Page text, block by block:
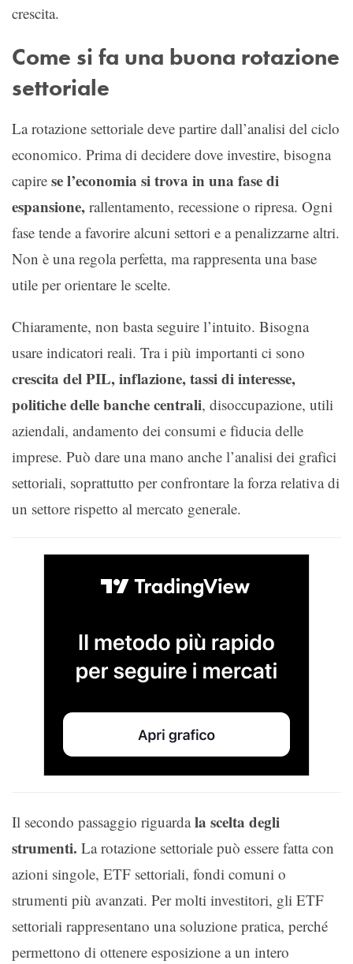
crescita.
Come si fa una buona rotazione
settoriale
La rotazione settoriale deve partire dall’analisi del ciclo
economico. Prima di decidere dove investire, bisogna
capire se l’economia si trova in una fase di
espansione, rallentamento, recessione o ripresa. Ogni
fase tende a favorire alcuni settori e a penalizzarne altri.
Non è una regola perfetta, ma rappresenta una base
utile per orientare le scelte.
Chiaramente, non basta seguire l’intuito. Bisogna
usare indicatori reali. Tra i più importanti ci sono
crescita del PIL, inflazione, tassi di interesse,
politiche delle banche centrali, disoccupazione, utili
aziendali, andamento dei consumi e fiducia delle
imprese. Può dare una mano anche l’analisi dei grafici
settoriali, soprattutto per confrontare la forza relativa di
un settore rispetto al mercato generale.
Il secondo passaggio riguardala scelta degli
strumenti. La rotazione settoriale può essere fatta con
azioni singole, ETF settoriali, fondi comuni o
strumenti più avanzati. Per molti investitori, gli ETF
settoriali rappresentano una soluzione pratica, perché
permettono di ottenere esposizione a un intero